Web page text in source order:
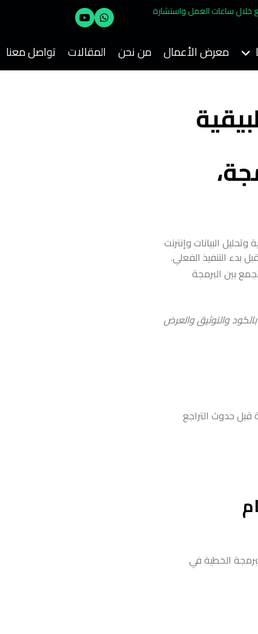
— رد سريع خلال ساعات العمل واستشارة
معرض الأعمال من نحن المقالات تواصل معنا
— برمجة،
البيانات وإنترنت
التنفيذ الفعلي.
بين البرمجة
والتوثيق والعرض
قبل حدوث التراجع
الخطية في